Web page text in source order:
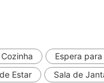
Cozinha Espera
Estar Sala de